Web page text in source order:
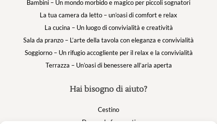
Hai bisogno di aiuto?
Cestino
Domande frequenti
Bambini – Un mondo morbido e magico per piccoli sognatori
La tua camera da letto – un’oasi di comfort e relax
La cucina – Un luogo di convivialità e creatività
Sala da pranzo – L’arte della tavola con eleganza e convivialità
Soggiorno – Un rifugio accogliente per il relax e la convivialità
Terrazza – Un’oasi di benessere all’aria aperta